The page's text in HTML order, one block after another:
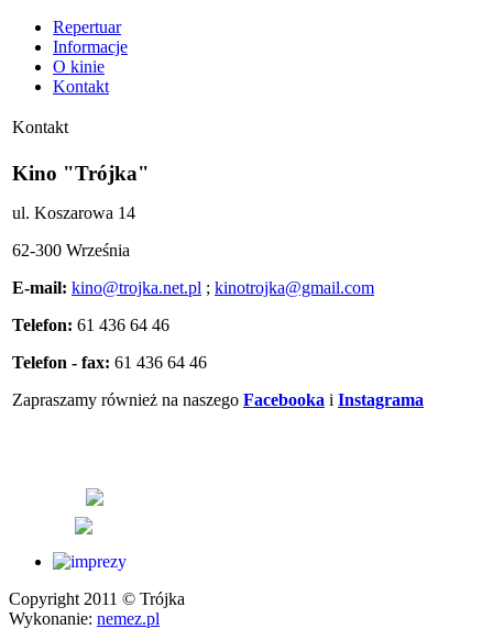
Repertuar
Informacje
O kinie
Kontakt
Kontakt
Kino "Trójka"
ul. Koszarowa 14
62-300 Września
E-mail: kino@trojka.net.pl ; kinotrojka@gmail.com
Telefon: 61 436 64 46
Telefon - fax: 61 436 64 46
Zapraszamy również na naszego Facebooka i Instagrama
Copyright 2011 © Trójka
Wykonanie: nemez.pl